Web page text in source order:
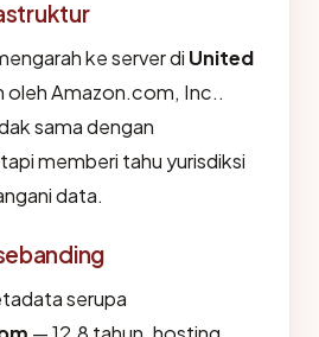
ke server di United
oleh Amazon.com, Inc..
sama dengan
memberi tahu yurisdiksi
data.
serupa